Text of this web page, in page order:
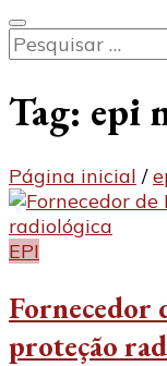
Pesquisar
por:
Tag: epi
Página inicial /
EPI
Fornecedor
proteção